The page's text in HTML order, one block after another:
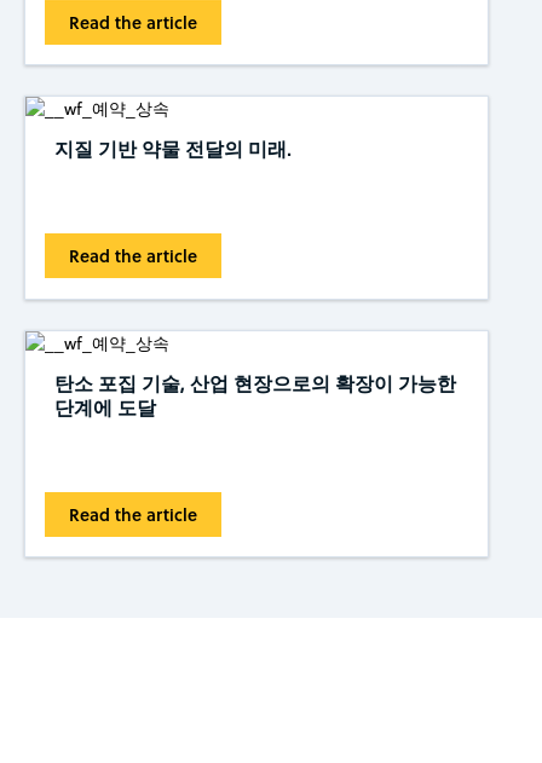
Read the article
지질 기반 약물 전달의 미래.
Read the article
탄소 포집 기술, 산업 현장으로의 확장이 가능한
단계에 도달
Read the article